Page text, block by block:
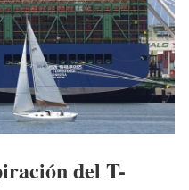
del T-